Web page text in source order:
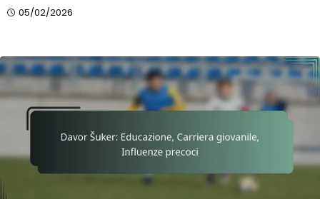
05/02/2026